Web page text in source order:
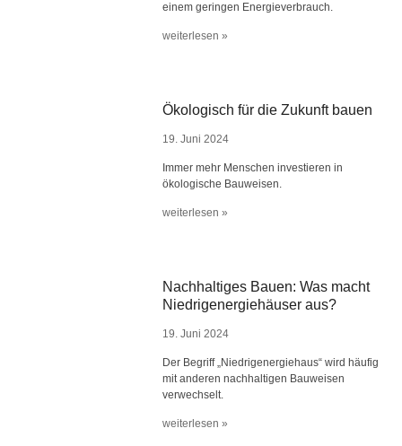
einem geringen Energieverbrauch.
weiterlesen »
Ökologisch für die Zukunft bauen
19. Juni 2024
Immer mehr Menschen investieren in
ökologische Bauweisen.
weiterlesen »
Nachhaltiges Bauen: Was macht
Niedrigenergiehäuser aus?
19. Juni 2024
Der Begriff „Niedrigenergiehaus“ wird häufig
mit anderen nachhaltigen Bauweisen
verwechselt.
weiterlesen »